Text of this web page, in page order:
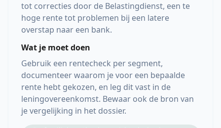
tot correcties door de Belastingdienst, een te
hoge rente tot problemen bij een latere
overstap naar een bank.
Wat je moet doen
Gebruik een rentecheck per segment,
documenteer waarom je voor een bepaalde
rente hebt gekozen, en leg dit vast in de
leningovereenkomst. Bewaar ook de bron van
je vergelijking in het dossier.